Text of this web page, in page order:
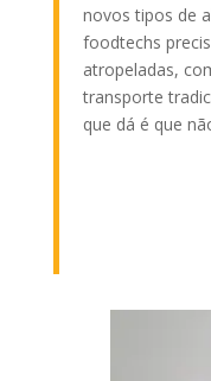
novos tipos de
foodtechs
atropeladas,
transporte
que dá é que